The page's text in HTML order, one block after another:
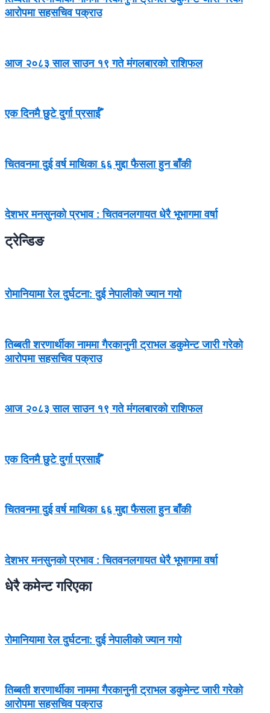
आरोपमा सहसचिव पक्राउ
आज २०८३ साल साउन १९ गते मंगलबारको राशिफल
एक दिनमै छुटे दुर्गा प्रसाईँ
चितवनमा दुई वर्ष माथिका ६६ मुद्दा फैसला हुन बाँकी
देशभर मनसुनको प्रभाव : चितवनलगायत धेरै भूभागमा वर्षा
ट्रेन्डिङ
रोमानियामा रेल दुर्घटना: दुई नेपालीको ज्यान गयो
तिब्बती शरणार्थीका नाममा गैरकानुनी ट्राभल डकुमेन्ट जारी गरेको
आरोपमा सहसचिव पक्राउ
आज २०८३ साल साउन १९ गते मंगलबारको राशिफल
एक दिनमै छुटे दुर्गा प्रसाईँ
चितवनमा दुई वर्ष माथिका ६६ मुद्दा फैसला हुन बाँकी
देशभर मनसुनको प्रभाव : चितवनलगायत धेरै भूभागमा वर्षा
धेरै कमेन्ट गरिएका
रोमानियामा रेल दुर्घटना: दुई नेपालीको ज्यान गयो
तिब्बती शरणार्थीका नाममा गैरकानुनी ट्राभल डकुमेन्ट जारी गरेको
आरोपमा सहसचिव पक्राउ